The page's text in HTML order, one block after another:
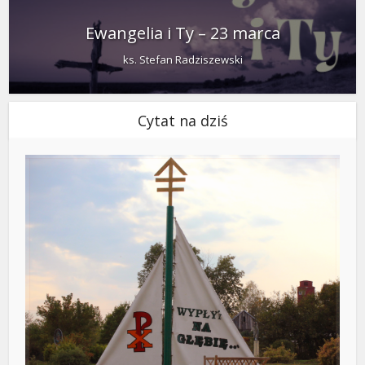
Ewangelia i Ty – 23 marca
ks. Stefan Radziszewski
Cytat na dziś